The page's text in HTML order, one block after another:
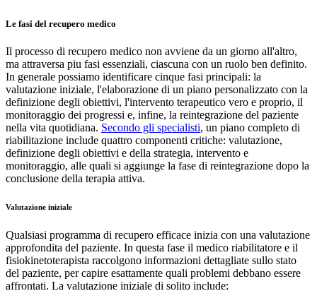
Le fasi del recupero medico
Il processo di recupero medico non avviene da un giorno all'altro,
ma attraversa piu fasi essenziali, ciascuna con un ruolo ben definito.
In generale possiamo identificare cinque fasi principali: la
valutazione iniziale, l'elaborazione di un piano personalizzato con la
definizione degli obiettivi, l'intervento terapeutico vero e proprio, il
monitoraggio dei progressi e, infine, la reintegrazione del paziente
nella vita quotidiana. Secondo gli specialisti, un piano completo di
riabilitazione include quattro componenti critiche: valutazione,
definizione degli obiettivi e della strategia, intervento e
monitoraggio, alle quali si aggiunge la fase di reintegrazione dopo la
conclusione della terapia attiva.
Valutazione iniziale
Qualsiasi programma di recupero efficace inizia con una valutazione
approfondita del paziente. In questa fase il medico riabilitatore e il
fisiokinetoterapista raccolgono informazioni dettagliate sullo stato
del paziente, per capire esattamente quali problemi debbano essere
affrontati. La valutazione iniziale di solito include: